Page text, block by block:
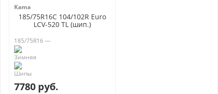
Kama
185/75R16C 104/102R Euro
LCV-520 TL (шип.)
185/75R16 —
7780 руб.